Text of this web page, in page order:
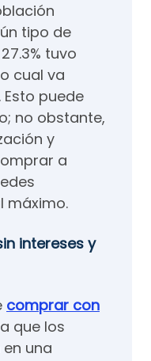
tipo de
tuvo
cual va
puede
no obstante,
y
a
máximo.
intereses y
comprar con
que los
una